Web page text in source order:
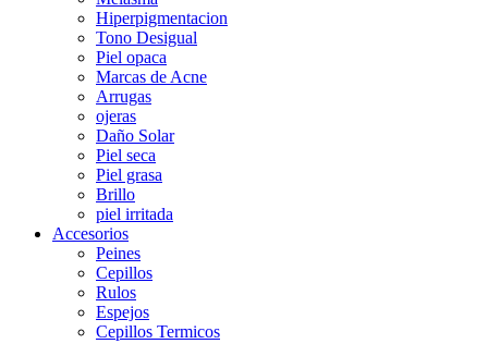
Hiperpigmentacion
Tono Desigual
Piel opaca
Marcas de Acne
Arrugas
ojeras
Daño Solar
Piel seca
Piel grasa
Brillo
piel irritada
Accesorios
Peines
Cepillos
Rulos
Espejos
Cepillos Termicos